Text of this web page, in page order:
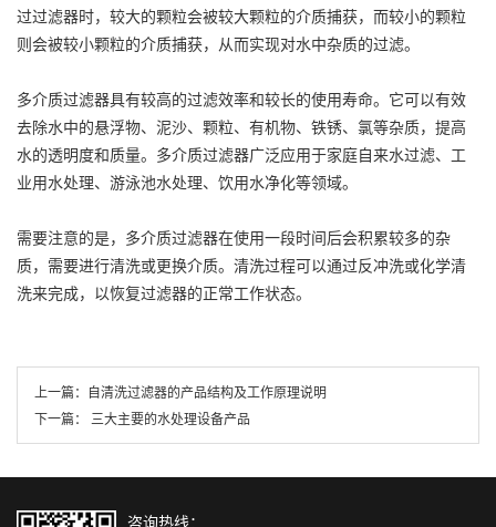
过过滤器时，较大的颗粒会被较大颗粒的介质捕获，而较小的颗粒
则会被较小颗粒的介质捕获，从而实现对水中杂质的过滤。
多介质过滤器具有较高的过滤效率和较长的使用寿命。它可以有效
去除水中的悬浮物、泥沙、颗粒、有机物、铁锈、氯等杂质，提高
水的透明度和质量。多介质过滤器广泛应用于家庭自来水过滤、工
业用水处理、游泳池水处理、饮用水净化等领域。
需要注意的是，多介质过滤器在使用一段时间后会积累较多的杂
质，需要进行清洗或更换介质。清洗过程可以通过反冲洗或化学清
洗来完成，以恢复过滤器的正常工作状态。
上一篇： 自清洗过滤器的产品结构及工作原理说明
下一篇：
三大主要的水处理设备产品
咨询热线：